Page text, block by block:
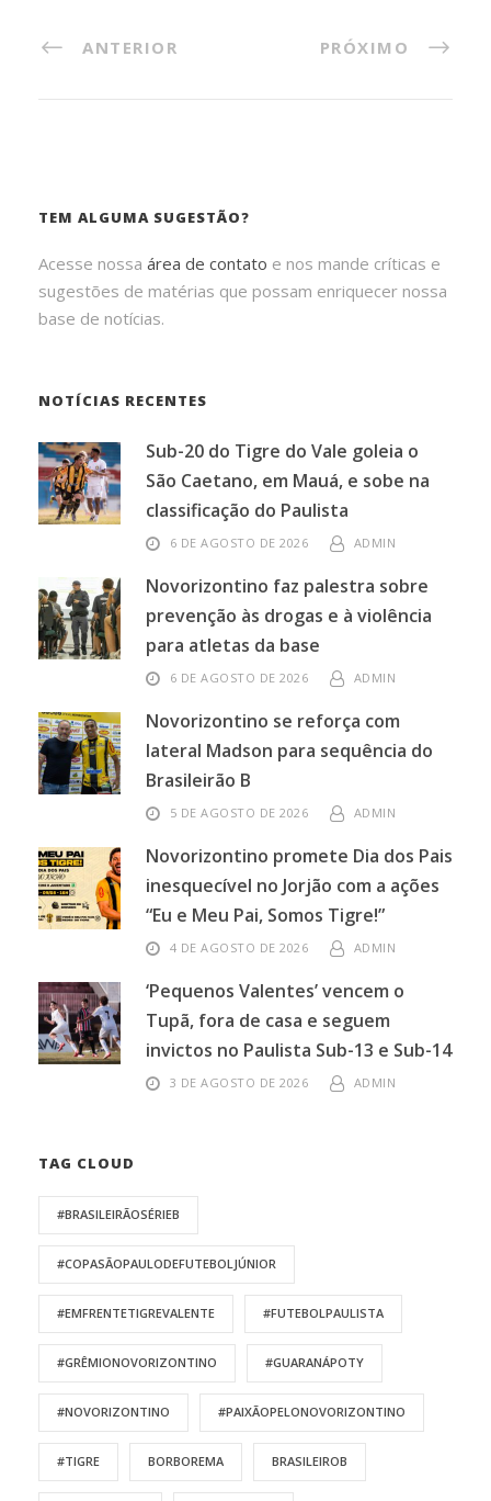
ANTERIOR PRÓXIMO
TEM ALGUMA SUGESTÃO?
Acesse nossa área de contato e nos mande críticas e
sugestões de matérias que possam enriquecer nossa
base de notícias.
NOTÍCIAS RECENTES
Sub-20 do Tigre do Vale goleia o
São Caetano, em Mauá, e sobe na
classificação do Paulista
6 DE AGOSTO DE 2026 ADMIN
Novorizontino faz palestra sobre
prevenção às drogas e à violência
para atletas da base
6 DE AGOSTO DE 2026 ADMIN
Novorizontino se reforça com
lateral Madson para sequência do
Brasileirão B
5 DE AGOSTO DE 2026 ADMIN
Novorizontino promete Dia dos Pais
inesquecível no Jorjão com a ações
“Eu e Meu Pai, Somos Tigre!”
4 DE AGOSTO DE 2026 ADMIN
‘Pequenos Valentes’ vencem o
Tupã, fora de casa e seguem
invictos no Paulista Sub-13 e Sub-14
3 DE AGOSTO DE 2026 ADMIN
TAG CLOUD
#BRASILEIRÃOSÉRIEB
#COPASÃOPAULODEFUTEBOLJÚNIOR
#EMFRENTETIGREVALENTE #FUTEBOLPAULISTA
#GRÊMIONOVORIZONTINO #GUARANÁPOTY
#NOVORIZONTINO #PAIXÃOPELONOVORIZONTINO
#TIGRE BORBOREMA BRASILEIROB